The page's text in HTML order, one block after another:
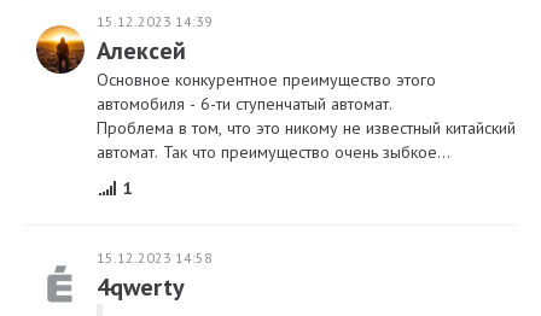
15.12.2023 14:39
Алексей
Основное конкурентное преимущество этого
автомобиля - 6-ти ступенчатый автомат.
Проблема в том, что это никому не известный китайский
автомат. Так что преимущество очень зыбкое…
1
15.12.2023 14:58
4qwerty